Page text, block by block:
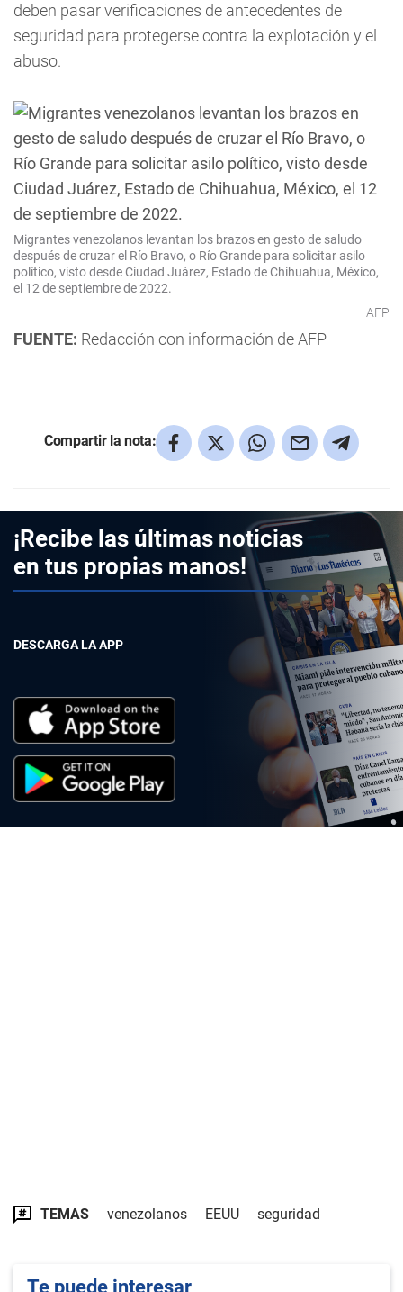
deben pasar verificaciones de antecedentes de
seguridad para protegerse contra la explotación y el
abuso.
Migrantes venezolanos levantan los brazos en gesto de saludo
después de cruzar el Río Bravo, o Río Grande para solicitar asilo
político, visto desde Ciudad Juárez, Estado de Chihuahua, México,
el 12 de septiembre de 2022.
AFP
FUENTE: Redacción con información de AFP
Compartir la nota:
¡Recibe las últimas noticias
en tus propias manos!
DESCARGA LA APP
TEMAS venezolanos EEUU seguridad
Te puede interesar